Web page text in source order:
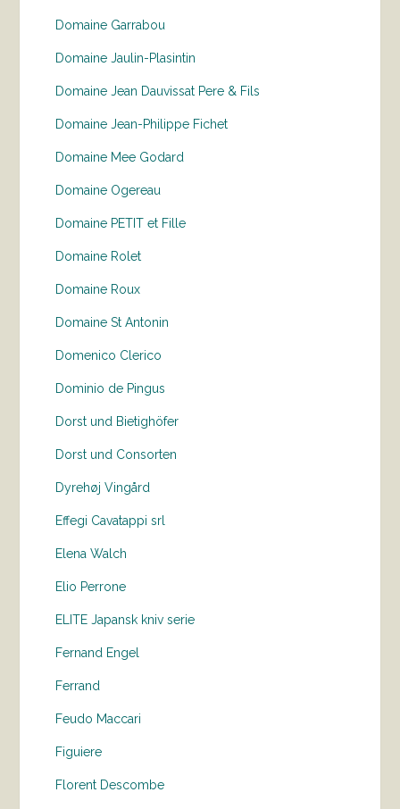
Domaine Garrabou
Domaine Jaulin-Plasintin
Domaine Jean Dauvissat Pere & Fils
Domaine Jean-Philippe Fichet
Domaine Mee Godard
Domaine Ogereau
Domaine PETIT et Fille
Domaine Rolet
Domaine Roux
Domaine St Antonin
Domenico Clerico
Dominio de Pingus
Dorst und Bietighöfer
Dorst und Consorten
Dyrehøj Vingård
Effegi Cavatappi srl
Elena Walch
Elio Perrone
ELITE Japansk kniv serie
Fernand Engel
Ferrand
Feudo Maccari
Figuiere
Florent Descombe